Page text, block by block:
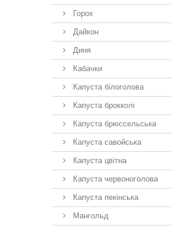
Горох
Дайкон
Диня
Кабачки
Капуста білоголова
Капуста брокколі
Капуста брюссельська
Капуста савойська
Капуста цвітна
Капуста червоноголова
Капуста пекінська
Мангольд